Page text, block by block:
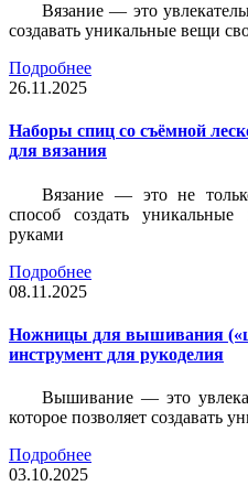
Вязание — это
создавать уникальные вещи
Подробнее
26.11.2025
Наборы спиц со съёмной
для вязания
Вязание — это не
способ создать
руками
Подробнее
08.11.2025
Ножницы для вышивания
инструмент для рукоделия
Вышивание — это
которое позволяет создавать
Подробнее
03.10.2025